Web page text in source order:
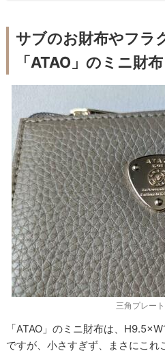
サブのお財布やフラ
「ATAO」のミニ財布
三角プレー
「ATAO」のミニ財布は、
ですが、小さすぎず、まさにこ